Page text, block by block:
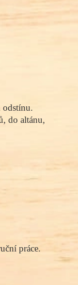
odstínu.
do altánu,
práce.